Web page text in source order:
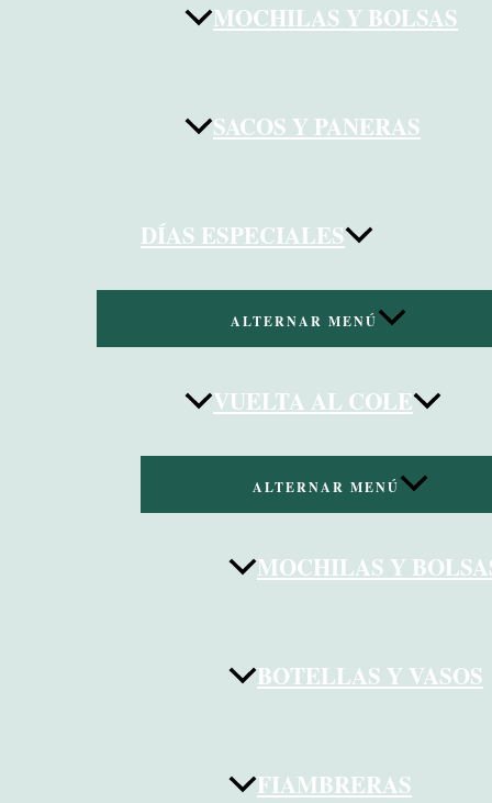
MOCHILAS Y BOLSAS
SACOS Y PANERAS
DÍAS ESPECIALES
ALTERNAR MENÚ
VUELTA AL COLE
ALTERNAR MENÚ
MOCHILAS Y
BOTELLAS Y VASOS
FIAMBRERAS